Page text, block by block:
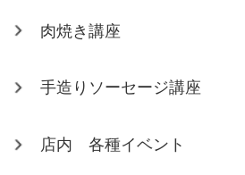
肉焼き講座
手造りソーセージ講座
店内 各種イベント